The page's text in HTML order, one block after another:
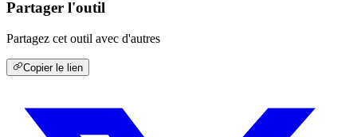
Partager l'outil
Partagez cet outil avec d'autres
Copier le lien